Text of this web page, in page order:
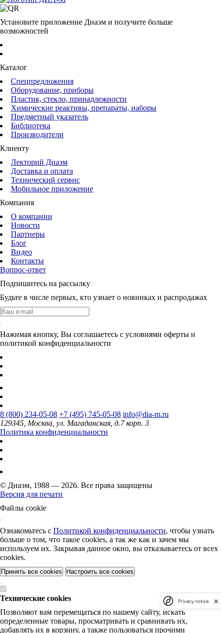
Установите приложение Диаэм и получите больше
возможностей
Каталог
Спецпредложения
Оборудование, приборы
Пластик, стекло, принадлежности
Химические реактивы, препараты, наборы
Предметный указатель
Библиотека
Производители
Клиенту
Лекторий Диаэм
Доставка и оплата
Технический сервис
Мобильное приложение
Компания
О компании
Новости
Партнеры
Блог
Видео
Контакты
Вопрос-ответ
Подпишитесь на рассылку
Будьте в числе первых, кто узнает о новинках и распродажах
Нажимая кнопку, Вы соглашаетесь с условиями оферты и
политикой конфиденциальности
8 (800) 234-05-08 +7 (495) 745-05-08 info@dia-m.ru
129345, Москва, ул. Магаданская, д.7 корп. 3
Политика конфиденциальности
© Диаэм, 1988 — 2026. Все права защищены
Версия для печати
Файлы cookie
Ознакомьтесь с Политикой конфиденциальности, чтобы узнать
больше о том, что такое cookies, а так же как и зачем мы
используем их. Закрывая данное окно, вы отказываетесь от всех
cookies.
Принять все cookies Настроить все cookies
Технические cookies
Позволяют вам перемещаться по нашему сайту, искать
определенные товары, просматривать и сравнивать их,
добавлять их в корзину, а также пользоваться прочими
Privacy notice